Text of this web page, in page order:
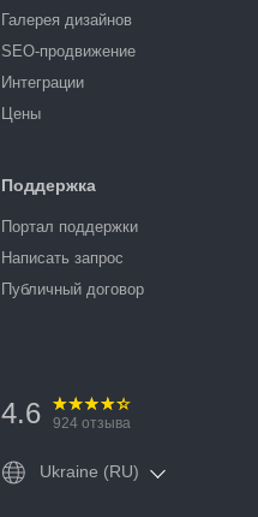
Галерея дизайнов
SEO-продвижение
Интеграции
Цены
Поддержка
Портал поддержки
Написать запрос
Публичный договор
4.6 924 отзыва
Ukraine (RU)